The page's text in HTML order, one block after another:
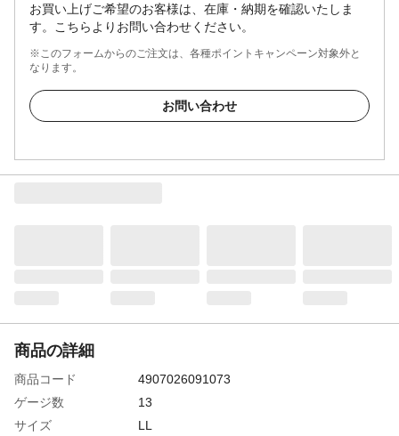
お買い上げご希望のお客様は、在庫・納期を確認いたしま
す。こちらよりお問い合わせください。
※このフォームからのご注文は、各種ポイントキャンペーン対象外と
なります。
お問い合わせ
商品の詳細
商品コード
4907026091073
ゲージ数
13
サイズ
LL